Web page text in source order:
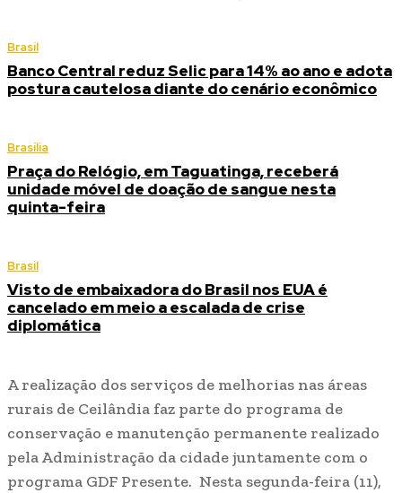
Brasil
Banco Central reduz Selic para 14% ao ano e adota
postura cautelosa diante do cenário econômico
Brasília
Praça do Relógio, em Taguatinga, receberá
unidade móvel de doação de sangue nesta
quinta-feira
Brasil
Visto de embaixadora do Brasil nos EUA é
cancelado em meio a escalada de crise
diplomática
A realização dos serviços de melhorias nas áreas
rurais de Ceilândia faz parte do programa de
conservação e manutenção permanente realizado
pela Administração da cidade juntamente com o
programa GDF Presente. Nesta segunda-feira (11),